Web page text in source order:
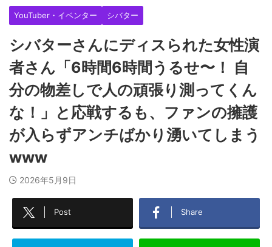
YouTuber・イベンター シバター
シバターさんにディスられた女性演
者さん「6時間6時間うるせ〜！ 自
分の物差しで人の頑張り測ってくん
な！」と応戦するも、ファンの擁護
が入らずアンチばかり湧いてしまう
www
2026年5月9日
Post Share